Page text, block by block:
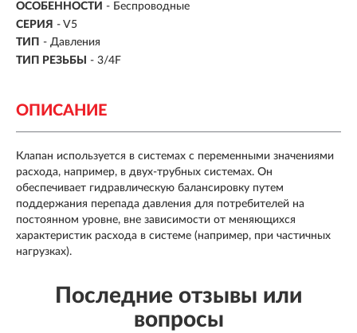
ОСОБЕННОСТИ - Беспроводные
СЕРИЯ - V5
ТИП - Давления
ТИП РЕЗЬБЫ
- 3/4F
ОПИСАНИЕ
Клапан используется в системах с переменными значениями
расхода, например, в двух-трубных системах. Он
обеспечивает гидравлическую балансировку путем
поддержания перепада давления для потребителей на
постоянном уровне, вне зависимости от меняющихся
характеристик расхода в системе (например, при частичных
нагрузках).
Последние отзывы или
вопросы